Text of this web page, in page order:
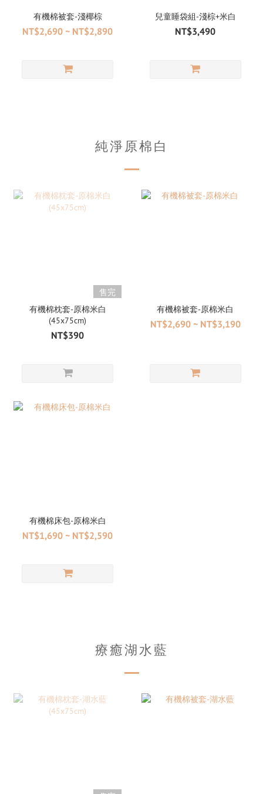
有機棉被套-淺椰棕
NT$2,690 ~ NT$2,890
兒童睡袋組-淺棕+米白
NT$3,490
純淨原棉白
售完
有機棉枕套-原棉米白
(45x75cm)
NT$390
有機棉被套-原棉米白
NT$2,690 ~ NT$3,190
有機棉床包-原棉米白
NT$1,690 ~ NT$2,590
療癒湖水藍